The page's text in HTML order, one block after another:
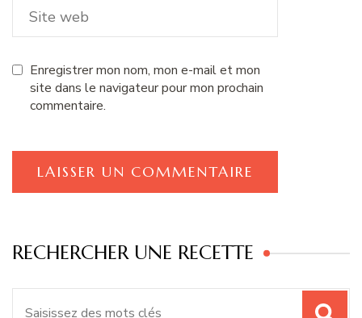
Enregistrer mon nom, mon e-mail et mon
site dans le navigateur pour mon prochain
commentaire.
RECHERCHER UNE RECETTE